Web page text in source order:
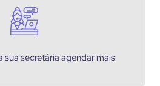
sua secretária agendar mais